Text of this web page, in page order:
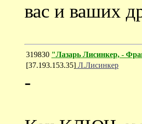
вас и ваших
319830 "Лазарь Лисинкер, -
[37.193.153.35] Л.Лисинкер
-